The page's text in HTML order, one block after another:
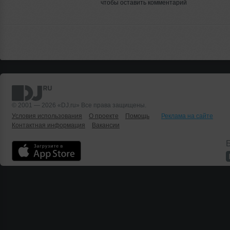
чтобы оставить комментарий
© 2001 — 2026 «DJ.ru» Все права защищены.
Условия использования
О проекте Помощь
Реклама на сайте
Контактная информация
Вакансии